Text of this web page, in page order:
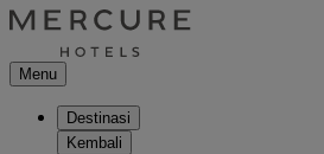
Menu
Destinasi
Kembali